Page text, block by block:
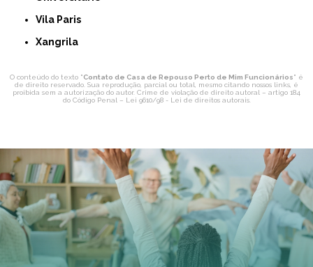
Vila Paris
Xangrila
O conteúdo do texto "Contato de Casa de Repouso Perto de Mim Funcionários" é
de direito reservado. Sua reprodução, parcial ou total, mesmo citando nossos links, é
proibida sem a autorização do autor. Crime de violação de direito autoral – artigo 184
do Código Penal – Lei 9610/98 - Lei de direitos autorais.